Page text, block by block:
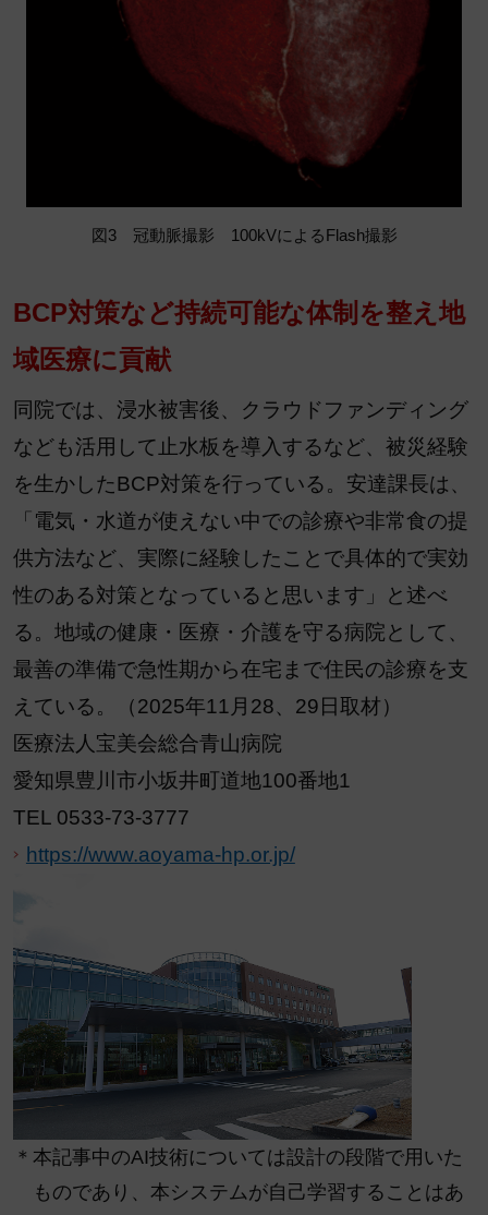
図3 冠動脈撮影 100kVによるFlash撮影
BCP対策など持続可能な体制を整え地
域医療に貢献
同院では、浸水被害後、クラウドファンディング
なども活用して止水板を導入するなど、被災経験
を生かしたBCP対策を行っている。安達課長は、
「電気・水道が使えない中での診療や非常食の提
供方法など、実際に経験したことで具体的で実効
性のある対策となっていると思います」と述べ
る。地域の健康・医療・介護を守る病院として、
最善の準備で急性期から在宅まで住民の診療を支
えている。（2025年11月28、29日取材）
医療法人宝美会総合青山病院
愛知県豊川市小坂井町道地100番地1
TEL 0533-73-3777
https://www.aoyama-hp.or.jp/
＊本記事中のAI技術については設計の段階で用いた
ものであり、本システムが自己学習することはあ